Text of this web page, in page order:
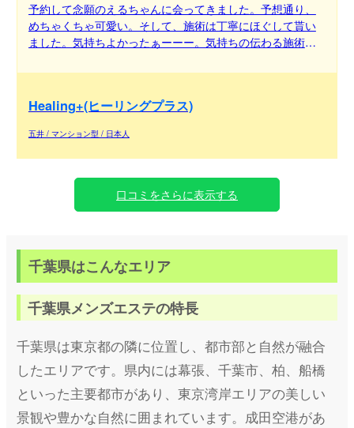
予約して念願のえるちゃんに会ってきました。予想通り、
めちゃくちゃ可愛い。そして、施術は丁寧にほぐして貰い
ました。気持ちよかったぁーーー。気持ちの伝わる施術で
Healing+(ヒーリングプラス)
五井 / マンション型 / 日本人
口コミをさらに表示する
千葉県はこんなエリア
千葉県メンズエステの特長
千葉県は東京都の隣に位置し、都市部と自然が融合
したエリアです。県内には幕張、千葉市、柏、船橋
といった主要都市があり、東京湾岸エリアの美しい
景観や豊かな自然に囲まれています。成田空港があ